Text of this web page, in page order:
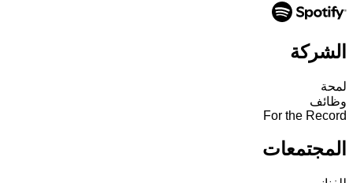
الشركة
لمحة
وظائف
For the Record
المجتمعات